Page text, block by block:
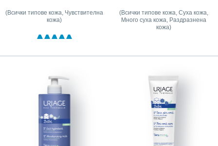
(Всички типове кожа, Чувствителна
кожа)
(Всички типове кожа, Суха кожа,
Много суха кожа, Раздразнена
кожа)